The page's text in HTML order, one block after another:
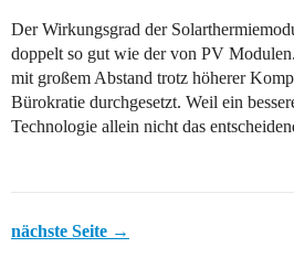
Der Wirkungsgrad der
doppelt so gut wie der von PV
mit großem Abstand trotz höherer
Bürokratie durchgesetzt. Weil ein
Technologie allein nicht das
nächste Seite →